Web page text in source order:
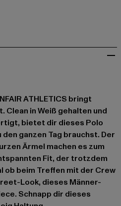
ATHLETICS bringt
Clean in Weiß gehalten und
bietet dir dieses Polo
ganzen Tag brauchst. Der
Ärmel machen es zum
Fit, der trotzdem
ob beim Treffen mit der Crew
Look, dieses Männer-
Schnapp dir dieses